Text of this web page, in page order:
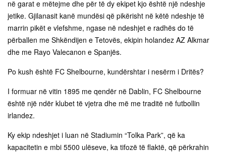
në garat e mëtejme dhe për të dy ekipet kjo është një ndeshje
jetike. Gjilanasit kanë mundësi që pikërisht në këtë ndeshje të
marrin pikët e vlefshme, ngase në ndeshjet e radhës do të
përballen me Shkëndijen e Tetovës, ekipin holandez AZ Alkmar
dhe me Rayo Valecanon e Spanjës.
Po kush është FC Shelbourne, kundërshtar i nesërm i Dritës?
I formuar në vitin 1895 me qendër në Dablin, FC Shelbourne
është një ndër klubet të vjetra dhe më me traditë në futbollin
irlandez.
Ky ekip ndeshjet i luan në Stadiumin “Tolka Park”, që ka
kapacitetin e mbi 5500 ulëseve, ka tifozë të flaktë, që përkrahin